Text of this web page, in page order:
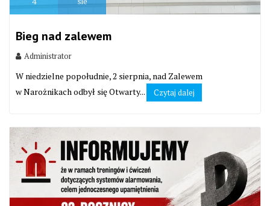
Bieg nad zalewem
Administrator
W niedzielne popołudnie, 2 sierpnia, nad Zalewem
w Narożnikach odbył się Otwarty...
Czytaj dalej